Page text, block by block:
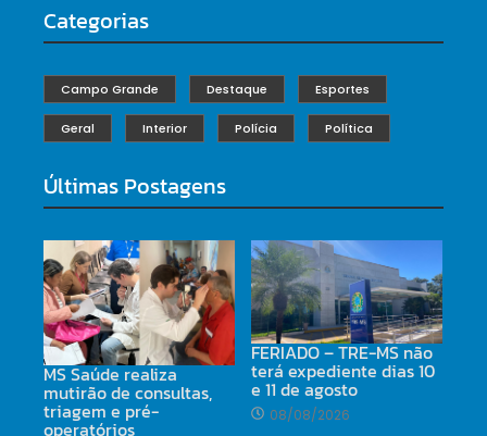
Categorias
Campo Grande Destaque Esportes
Geral Interior Polícia Política
Últimas Postagens
MS Saúde realiza
mutirão de consultas,
triagem e pré-
operatórios
FERIADO – TRE-MS não
terá expediente dias 10
e 11 de agosto
08/08/2026